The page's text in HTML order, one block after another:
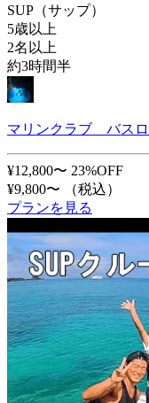
SUP（サップ）
5歳以上
2名以上
約3時間半
マリンクラブ バスロ
¥12,800〜 23%OFF
¥9,800〜
（税込）
プランを見る